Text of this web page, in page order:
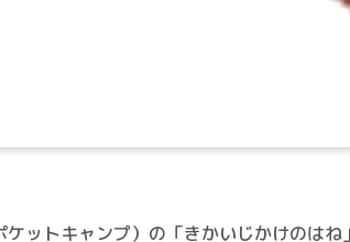
ットキャンプ）の「きかいじかけのは